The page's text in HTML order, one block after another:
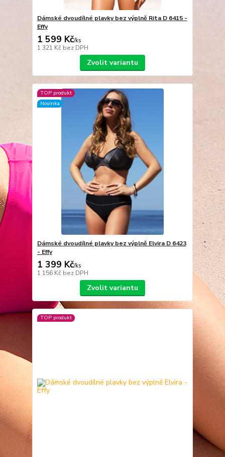
Dámské dvoudílné plavky bez výplně Rita D 6415 -
Effy
1 599 Kč/ks
1 321 Kč bez DPH
Zvolit variantu
TOP produkt
Novinka
Dámské dvoudílné plavky bez výplně Elvira D 6423
- Effy
1 399 Kč/ks
1 156 Kč bez DPH
Zvolit variantu
TOP produkt